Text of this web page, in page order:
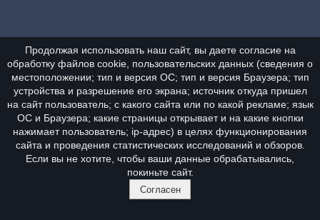
Продолжая использовать наш сайт, вы даете согласие на
обработку файлов cookie, пользовательских данных (сведения о
местоположении; тип и версия ОС; тип и версия Браузера; тип
устройства и разрешение его экрана; источник откуда пришел
на сайт пользователь; с какого сайта или по какой рекламе; язык
ОС и Браузера; какие страницы открывает и на какие кнопки
нажимает пользователь; ip-адрес) в целях функционирования
сайта и проведения статистических исследований и обзоров.
Если вы не хотите, чтобы ваши данные обрабатывались,
покиньте сайт.
Согласен